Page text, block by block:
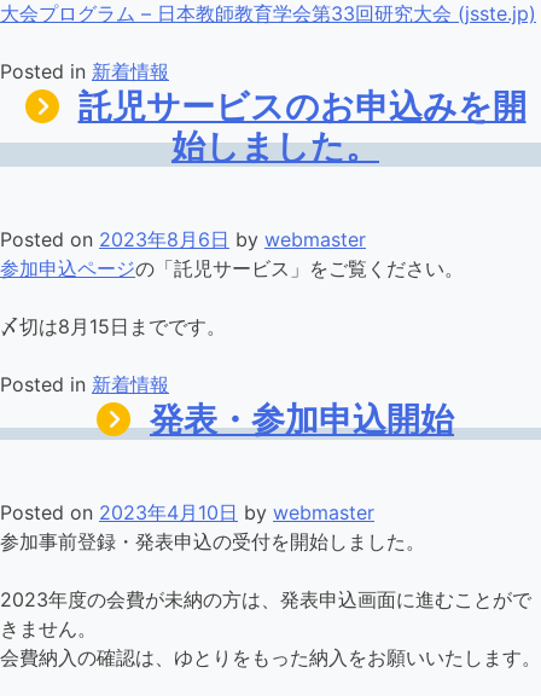
大会プログラム – 日本教師教育学会第33回研究大会 (jsste.jp)
Posted in 新着情報
託児サービスのお申込みを開
始しました。
Posted on 2023年8月6日 by webmaster
参加申込ページの「託児サービス」をご覧ください。
〆切は8月15日までです。
Posted in 新着情報
発表・参加申込開始
Posted on 2023年4月10日 by webmaster
参加事前登録・発表申込の受付を開始しました。
2023年度の会費が未納の方は、発表申込画面に進むことがで
きません。
会費納入の確認は、ゆとりをもった納入をお願いいたします。